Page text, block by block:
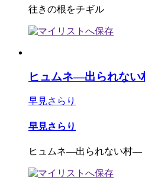
往きの根をチギル
ヒュムネ―出られな
早見さらり
早見さらり
ヒュムネ―出られない村―